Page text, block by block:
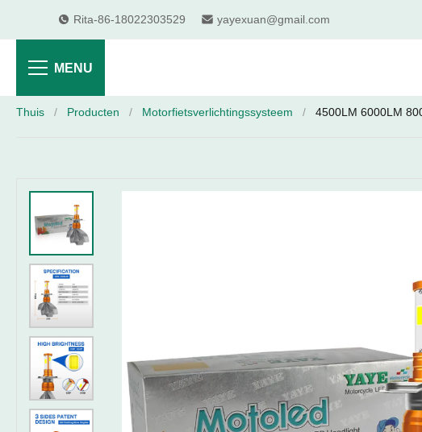
Rita-86-18022303529 yayexuan@gmail.com
MENU
Thuis / Producten / Motorfietsverlichtingssysteem / 4500LM 6000LM